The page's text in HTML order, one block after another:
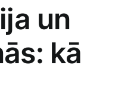
un
kā